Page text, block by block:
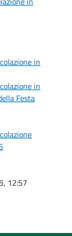
in
in
Festa
12:57